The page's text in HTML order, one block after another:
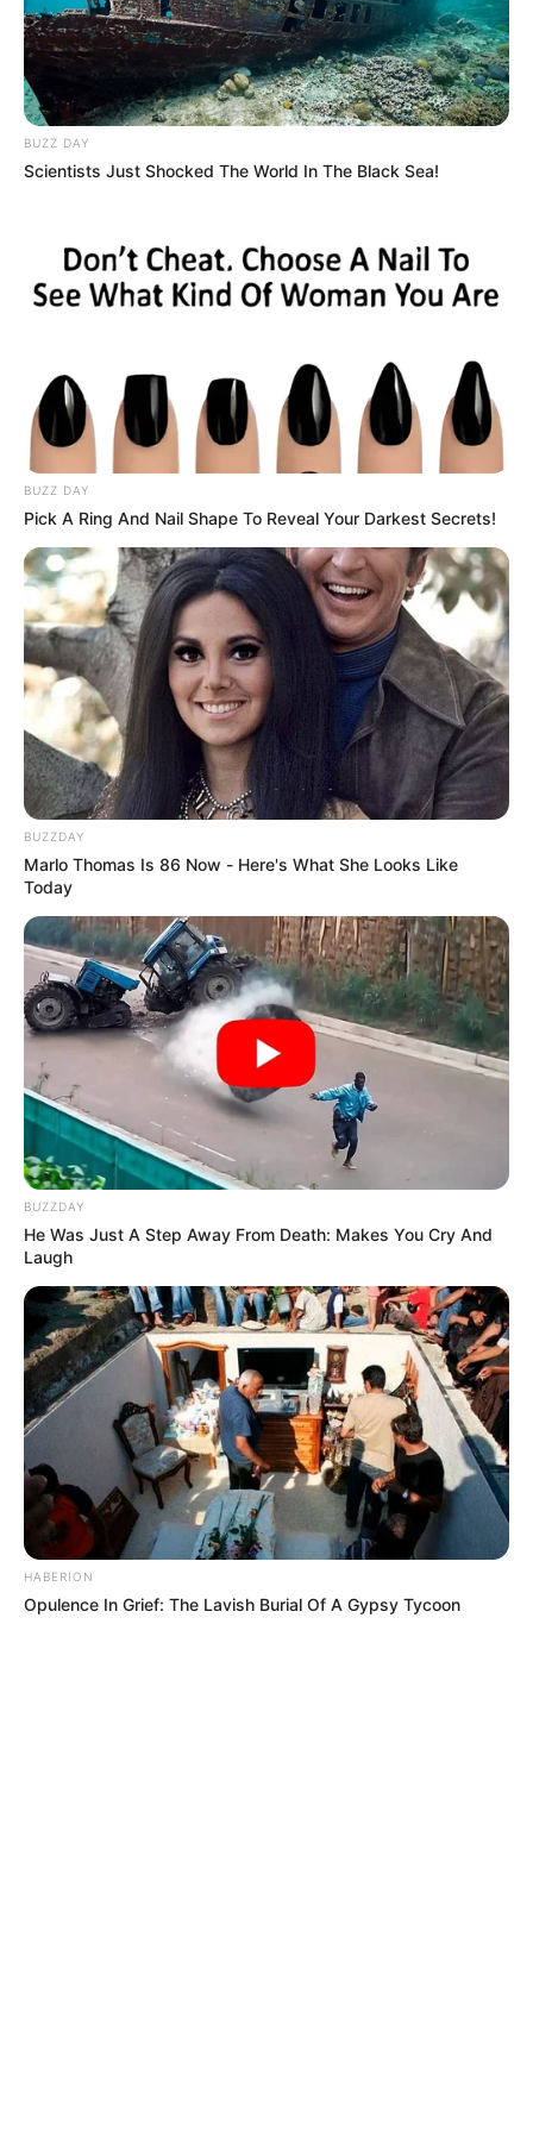
Las autoridades destacaron las similitudesculturalese
históricas
entre ambos municipios y manifestaron su
intención de promoverproyectos conjuntosen beneficio
de las comunidades.
LEA TAMBIÉN
El gobernador de Santander se
reunió con alcaldes del
departamento para proyectar
Nacional
COMPARTIR
TEMAS RELACIONADOS
VÉLEZ SANTANDER NOTICIAS
NICARAGUA
SANTANDER, COLOMBIA
MANTÉNGASE EN ALERTA
Tenemos todas las noticias que le
ACTIVAR AHORA
TEMAS DESTACADOS
CIERRES VIALES EN BUCARAMANGA
TRANSVERSAL DEL CARARE
FLORIDABLANCA
CIERRES VIALES EN SANTANDER
BUZZ DAY
Scientists Just Shocked The World In The Black Sea!
BUZZ DAY
Pick A Ring And Nail Shape To Reveal Your Darkest Secrets!
BUZZDAY
Marlo Thomas Is 86 Now - Here's What She Looks Like
Today
BUZZDAY
He Was Just A Step Away From Death: Makes You Cry And
Laugh
HABERION
Opulence In Grief: The Lavish Burial Of A Gypsy Tycoon